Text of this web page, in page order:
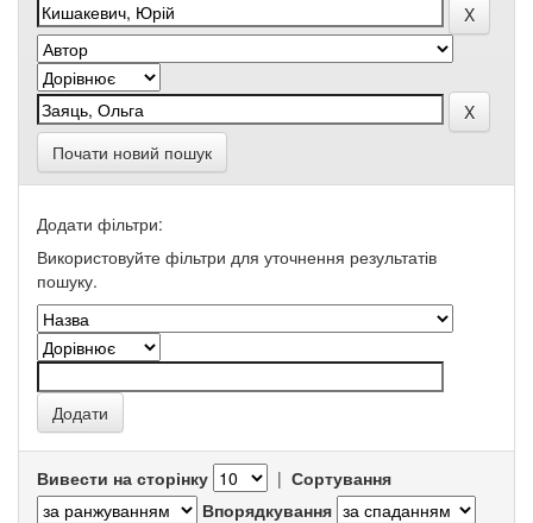
Почати новий пошук
Додати фільтри:
Використовуйте фільтри для уточнення результатів
пошуку.
Вивести на сторінку | Сортування
Впорядкування